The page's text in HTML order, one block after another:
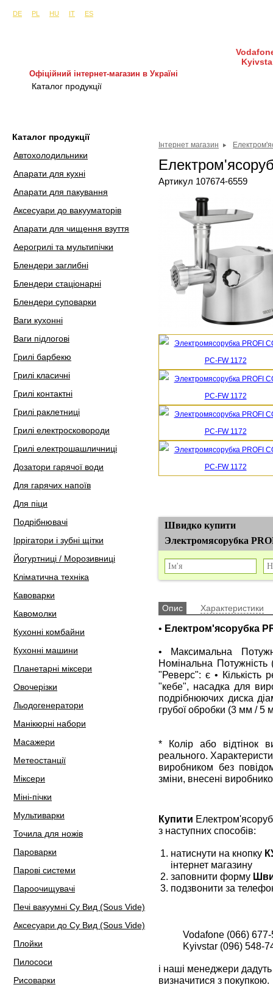
DE
PL HU IT ES
Офіційний інтернет-магазин в Україні
Каталог продукції
Каталог продукції
Автохолодильники
Апарати для кухні
Апарати для пакування
Аксесуари до вакууматорів
Апарати для чищення взуття
Аерогрилі та мультипічки
Блендери заглибні
Блендери стаціонарні
Блендери суповарки
Ваги кухонні
Ваги підлогові
Грилі барбекю
Грилі класичні
Грилі контактні
Грилі раклетниці
Грилі електросковороди
Грилі електрошашличниці
Дозатори гарячої води
Для гарячих напоїв
Для піци
Подрібнювачі
Іррігатори і зубні щітки
Йогуртниці / Морозивниці
Кліматична техніка
Кавоварки
Кавомолки
Кухонні комбайни
Кухонні машини
Планетарні міксери
Овочерізки
Льодогенератори
Манікюрні набори
Масажери
Метеостанції
Міксери
Міні-пічки
Мультиварки
Точила для ножів
Пароварки
Парові системи
Пароочищувачі
Печі вакуумні Су Вид (Sous Vide)
Аксесуари до Су Вид (Sous Vide)
Плойки
Пилососи
Рисоварки
Інтернет магазин
Артикул 107674-6559
Швидко купити
Электромясорубка
Опис Характеристики
• Електром'ясорубка
• Максимальна
Номінальна
"Реверс": є • Кількість
"кебе", насадка для
подрібнюючих диска
грубої обробки (3 мм / 5
* Колір або відтінок
реального.
виробником без
зміни, внесені
Купити
з наступних способів:
натиснути на кнопку
інтернет магазину
заповнити форму
подзвонити за
Vodafone (066)
Kyivstar (096) 548-
і наші менеджери
визначитися з покупкою.